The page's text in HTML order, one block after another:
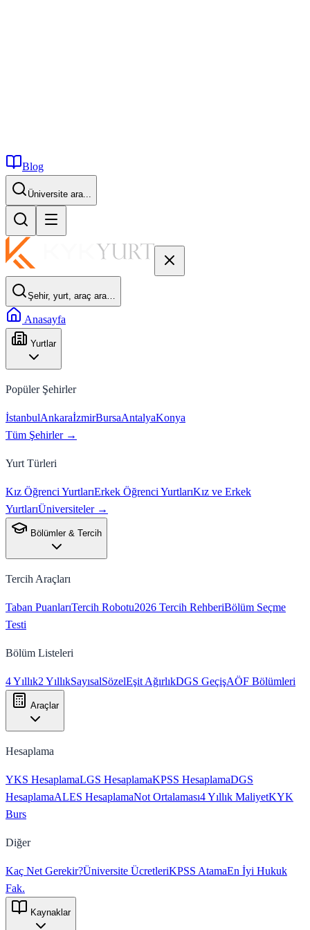
Blog
İstanbul...
Şehir, yurt, araç ara…
Anasayfa
Yurtlar
Popüler Şehirler
İstanbulAnkaraİzmirBursaAntalyaKonya
Tüm Şehirler →
Yurt Türleri
Kız Öğrenci YurtlarıErkek Öğrenci YurtlarıKız ve Erkek
YurtlarıÜniversiteler →
Bölümler & Tercih
Tercih Araçları
Taban PuanlarıTercih Robotu2026 Tercih RehberiBölüm Seçme
Testi
Bölüm Listeleri
4 Yıllık2 YıllıkSayısalSözelEşit AğırlıkDGS GeçişAÖF Bölümleri
Araçlar
Hesaplama
YKS HesaplamaLGS HesaplamaKPSS HesaplamaDGS
HesaplamaALES HesaplamaNot Ortalaması4 Yıllık MaliyetKYK
Burs
Diğer
Kaç Net Gerekir?Üniversite ÜcretleriKPSS AtamaEn İyi Hukuk
Fak.
Kaynaklar